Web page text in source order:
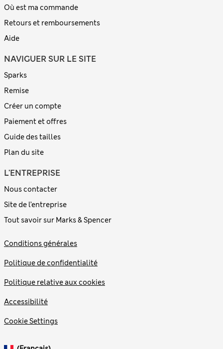
Où est ma commande
Retours et remboursements
Aide
NAVIGUER SUR LE SITE
Sparks
Remise
Créer un compte
Paiement et offres
Guide des tailles
Plan du site
L'ENTREPRISE
Nous contacter
Site de l’entreprise
Tout savoir sur Marks & Spencer
Conditions générales
Politique de confidentialité
Politique relative aux cookies
Accessibilité
Cookie Settings